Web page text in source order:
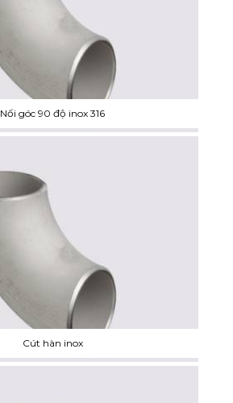
Nối góc 90 độ inox 316
Cút hàn inox